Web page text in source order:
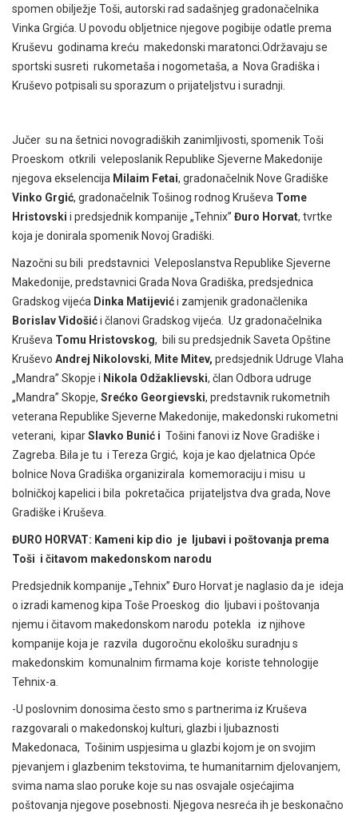
spomen obilježje Toši, autorski rad sadašnjeg gradonačelnika
Vinka Grgića. U povodu obljetnice njegove pogibije odatle prema
Kruševu godinama kreću makedonski maratonci.Održavaju se
sportski susreti rukometaša i nogometaša, a Nova Gradiška i
Kruševo potpisali su sporazum o prijateljstvu i suradnji.
Jučer su na šetnici novogradiških zanimljivosti, spomenik Toši
Proeskom otkrili veleposlanik Republike Sjeverne Makedonije
njegova ekselencija Milaim Fetai, gradonačelnik Nove Gradiške
Vinko Grgić, gradonačelnik Tošinog rodnog Kruševa Tome
Hristovski i predsjednik kompanije „Tehnix” Đuro Horvat, tvrtke
koja je donirala spomenik Novoj Gradiški.
Nazočni su bili predstavnici Veleposlanstva Republike Sjeverne
Makedonije, predstavnici Grada Nova Gradiška, predsjednica
Gradskog vijeća Dinka Matijevići zamjenik gradonačlenika
Borislav Vidošići članovi Gradskog vijeća. Uz gradonačelnika
Kruševa Tomu Hristovskog, bili su predsjednik Saveta Opštine
Kruševo Andrej Nikolovski, Mite Mitev, predsjednik Udruge Vlaha
„Mandra” Skopje i Nikola Odžaklievski, član Odbora udruge
„Mandra” Skopje, Srećko Georgievski, predstavnik rukometnih
veterana Republike Sjeverne Makedonije, makedonski rukometni
veterani, kiparSlavko Bunić i Tošini fanovi iz Nove Gradiške i
Zagreba. Bila je tu i Tereza Grgić, koja je kao djelatnica Opće
bolnice Nova Gradiška organizirala komemoraciju i misu u
bolničkoj kapelici i bila pokretačica prijateljstva dva grada, Nove
Gradiške i Kruševa.
ĐURO HORVAT: Kameni kip dio je ljubavi i poštovanja prema
Toši i čitavom makedonskom narodu
Predsjednik kompanije „Tehnix” Đuro Horvat je naglasio da je ideja
o izradi kamenog kipa Toše Proeskog dio ljubavi i poštovanja
njemu i čitavom makedonskom narodu potekla iz njihove
kompanije koja je razvila dugoročnu ekološku suradnju s
makedonskim komunalnim firmama koje koriste tehnologije
Tehnix-a.
-U poslovnim donosima često smo s partnerima iz Kruševa
razgovarali o makedonskoj kulturi, glazbi i ljubaznosti
Makedonaca, Tošinim uspjesima u glazbi kojom je on svojim
pjevanjem i glazbenim tekstovima, te humanitarnim djelovanjem,
svima nama slao poruke koje su nas osvajale osjećajima
poštovanja njegove posebnosti. Njegova nesreća ih je beskonačno